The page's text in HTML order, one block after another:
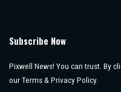
Subscribe Now
Pixwell News! You can trust. By
our Terms & Privacy Policy.